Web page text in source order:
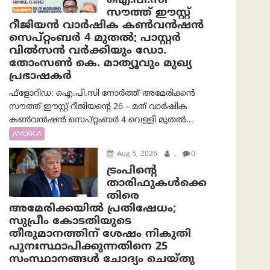
സൗത്ത് ഈസ്റ്റ്
റീജിയൻ വാർഷിക കൺവൻഷൻ
സെപ്റ്റംബർ 4 മുതൽ; പാസ്റ്റർ
വിൽസൻ വർക്കിയും ഡോ.
തോംസൺ കെ. മാത്യൂവും മുഖ്യ
പ്രഭാഷകർ
ഫ്ളോറിഡ: ഐ.പി.സി നോർത്ത് അമേരിക്കൻ
സൗത്ത് ഈസ്റ്റ് റീജിയന്റെ 26 – മത് വാർഷിക
കൺവൻഷൻ സെപ്റ്റംബർ 4 വെള്ളി മുതൽ...
AMERICA
Aug 5, 2026 . 0
ട്രംപിന്റെ
താരിഫുകൾക്കെ
തിരെ
അമേരിക്കയില്‍ പ്രതിഷേധം;
സുപ്രീം കോടതിയുടെ
തീരുമാനത്തിന് ശേഷം നികുതി
പുനഃസ്ഥാപിക്കുന്നതിനെ 25
സംസ്ഥാനങ്ങൾ ചോദ്യം ചെയ്തു